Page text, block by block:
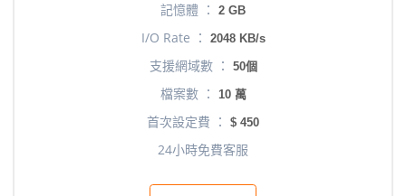
記憶體 ： 2 GB
I/O Rate ： 2048 KB/s
支援網域數 ： 50個
檔案數 ： 10 萬
首次設定費 ： $ 450
24小時免費客服